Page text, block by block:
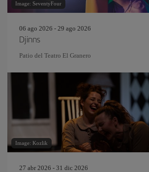
Image: SeventyFour
06 ago 2026 - 29 ago 2026
Djinns
Patio del Teatro El Granero
Image: Kozlik
27 abr 2026 - 31 dic 2026